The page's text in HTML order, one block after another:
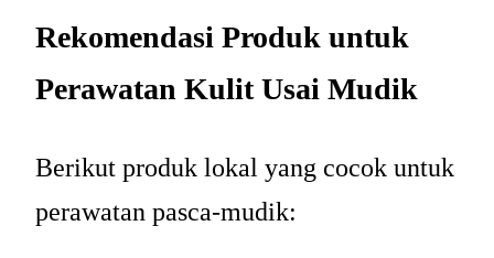
Rekomendasi Produk untuk
Perawatan Kulit Usai Mudik
Berikut produk lokal yang cocok untuk
perawatan pasca-mudik: